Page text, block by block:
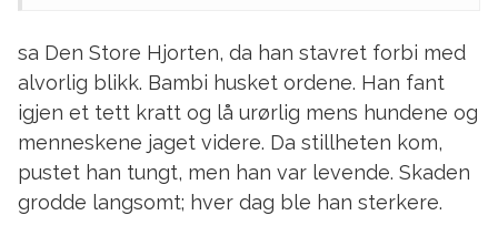
sa Den Store Hjorten, da han stavret forbi med
alvorlig blikk. Bambi husket ordene. Han fant
igjen et tett kratt og lå urørlig mens hundene og
menneskene jaget videre. Da stillheten kom,
pustet han tungt, men han var levende. Skaden
grodde langsomt; hver dag ble han sterkere.